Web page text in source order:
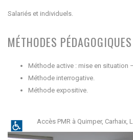
Salariés et individuels.
MÉTHODES PÉDAGOGIQUES
Méthode active : mise en situation
Méthode interrogative.
Méthode expositive.
Accès PMR à Quimper, Carhaix,